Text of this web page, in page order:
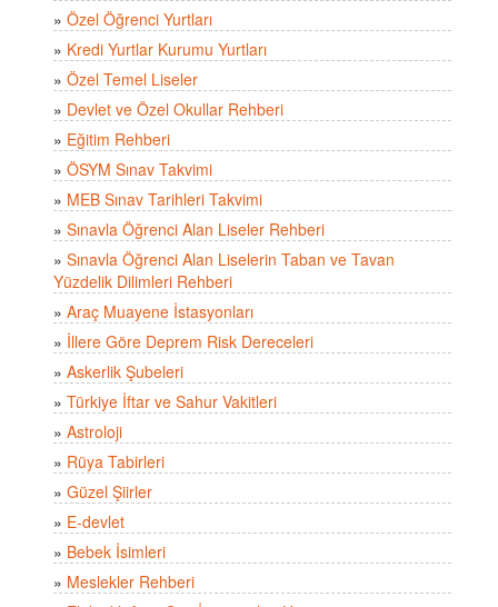
» Özel Öğrenci Yurtları
» Kredi Yurtlar Kurumu Yurtları
» Özel Temel Liseler
» Devlet ve Özel Okullar Rehberi
» Eğitim Rehberi
» ÖSYM Sınav Takvimi
» MEB Sınav Tarihleri Takvimi
» Sınavla Öğrenci Alan Liseler Rehberi
» Sınavla Öğrenci Alan Liselerin Taban ve Tavan
Yüzdelik Dilimleri Rehberi
» Araç Muayene İstasyonları
» İllere Göre Deprem Risk Dereceleri
» Askerlik Şubeleri
» Türkiye İftar ve Sahur Vakitleri
» Astroloji
» Rüya Tabirleri
» Güzel Şiirler
» E-devlet
» Bebek İsimleri
» Meslekler Rehberi